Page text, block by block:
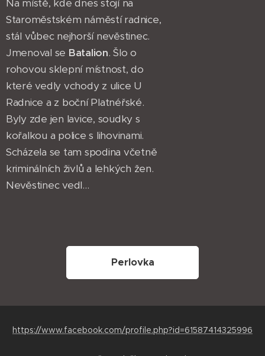
Na místě, kde dnes stojí na
Staroměstském náměstí radnice,
stál vůbec nejhorší nevěstinec.
Jmenoval se Batalion. Šlo o
rohovou sklepní místnost, do
které vedly vchody z ulice U
Radnice a z boční Platnéřské.
Byly zde jen lavice, soudky s
kořalkou a police s lihovinami.
Scházela se tam spodina včetně
kriminálních živlů a lehkých žen.
Nevěstinec vedl...
Perlovka
https://www.facebook.com/profile.php?id=61587414325996